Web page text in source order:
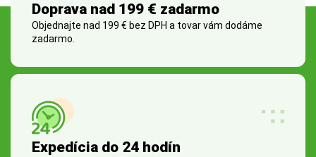
Doprava nad 199 € zadarmo
Objednajte nad 199 € bez DPH a tovar vám dodáme
zadarmo.
Expedícia do 24 hodín